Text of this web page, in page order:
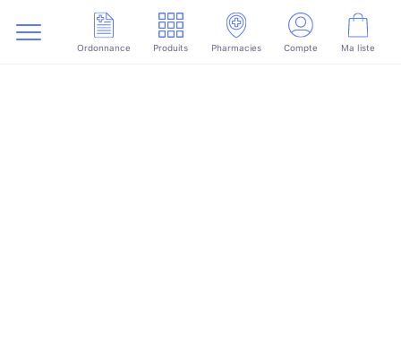
Ordonnance Produits Pharmacies Compte Ma liste